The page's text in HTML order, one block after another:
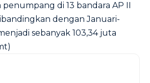
di 13 bandara AP II
dengan Januari-
sebanyak 103,34 juta